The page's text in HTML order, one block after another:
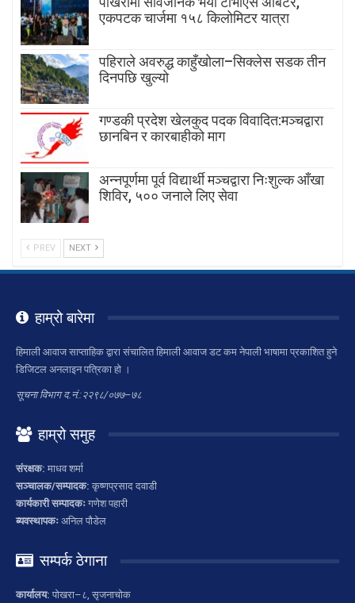
एकपटक चार्जमा १५८ किलोमिटर यात्रा
पहिराले अवरुद्ध काहुँखोला–सिक्लेस सडक तीन
दिनपछि खुल्यो
गण्डकी प्रदेश खेलकुद पदक विवादित:मञ्चद्वारा
छानबिन र कारबाहीको माग
अन्नपूर्णमा पूर्व विद्यार्थी मञ्चद्वारा निःशुल्क आँखा
शिविर, ५०० जनाले लिए सेवा
PREV NEXT
हाम्रो बारेमा
हिमाली आवाज साप्ताहिक द्वारा संचालित हिमाली आवाज डट कम नेपाली भाषामा प्रकाशित हुने
डिजिटल अनलाइन पत्रिका हो ।
सूचना विभाग द.नं.:२२९८/०७७–७८
हाम्रो समुह
संरक्षक: माधव शर्मा
सञ्चालक/सम्पादक: कृष्णप्रसाद दवाडी
कार्यकारी सम्पादकः गणेश पहारी
ब्यवस्थापकः अनिल पौडेल
सम्पर्क ठेगाना
कार्यालय: पोखरा–८, सृजनाचोक